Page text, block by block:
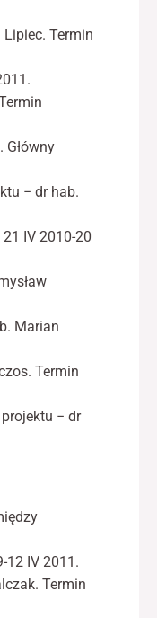
Termin
− dr hab.
IV 2010-20
Marian
Termin
− dr
12 IV 2011.
Termin